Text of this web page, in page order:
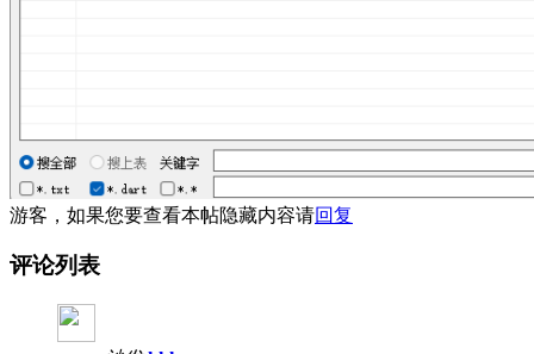
游客，如果您要查看本帖隐藏内容请回复
评论列表